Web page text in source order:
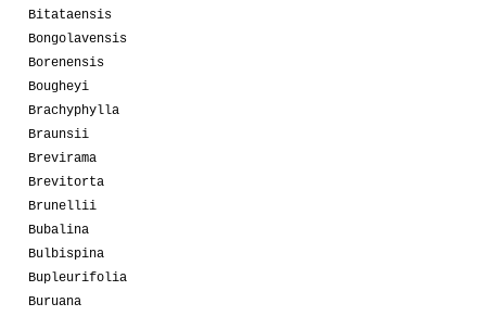
Bitataensis
Bongolavensis
Borenensis
Bougheyi
Brachyphylla
Braunsii
Brevirama
Brevitorta
Brunellii
Bubalina
Bulbispina
Bupleurifolia
Buruana